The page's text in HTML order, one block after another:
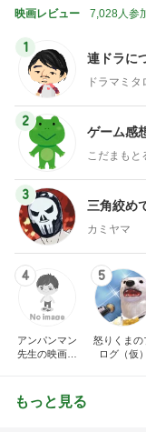
映画レビュー 7,028人参
1
連ドラに
ドラマミタ
2
ゲーム感
こだまもと
3
三角絞め
カミヤマ
4
アンパンマン
先生の映画講
5
怒りくまの
ログ（仮）
もっと見る